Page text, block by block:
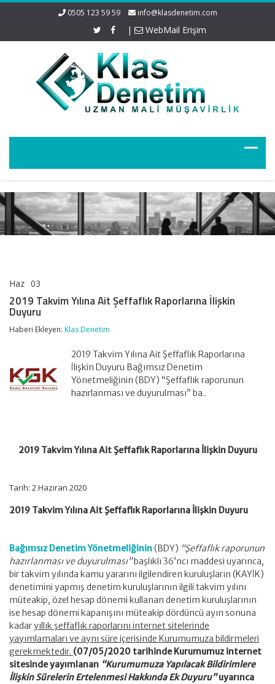
0505 123 59 59 info@klasdenetim.com
| WebMail Erişim
Haz 03
Yılına
Şeffaflık
Raporlarına
Duyuru
için
2019 Takvim Yılına Ait Şeffaflık Raporlarına İlişkin
Duyuru
Haberi Ekleyen: Klas Denetim
2019 Takvim Yılına Ait Şeffaflık Raporlarına
İlişkin Duyuru Bağımsız Denetim
Yönetmeliğinin (BDY) “Şeffaflık raporunun
hazırlanması ve duyurulması” ba..
2019 Takvim Yılına Ait Şeffaflık Raporlarına İlişkin Duyuru
Tarih: 2 Haziran 2020
2019 Takvim Yılına Ait Şeffaflık Raporlarına İlişkin Duyuru
Bağımsız Denetim Yönetmeliğinin(BDY) “Şeffaflık raporunun
hazırlanması ve duyurulması”başlıklı 36’ncı maddesi uyarınca,
bir takvim yılında kamu yararını ilgilendiren kuruluşların (KAYİK)
denetimini yapmış denetim kuruluşlarının ilgili takvim yılını
müteakip, özel hesap dönemi kullanan denetim kuruluşlarının
ise hesap dönemi kapanışını müteakip dördüncü ayın sonuna
kadaryıllık şeffaflık raporlarını internet sitelerinde
yayımlamaları ve aynı süre içerisinde Kurumumuza bildirmeleri
gerekmektedir. (07/05/2020 tarihinde Kurumumuz internet
sitesinde yayımlanan “Kurumumuza Yapılacak Bildirimlere
İlişkin Sürelerin Ertelenmesi Hakkında Ek Duyuru”uyarınca